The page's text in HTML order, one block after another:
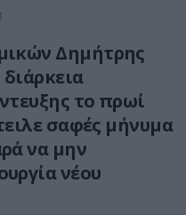
Δημήτρης
το πρωί
σαφές μήνυμα
να μην
νέου